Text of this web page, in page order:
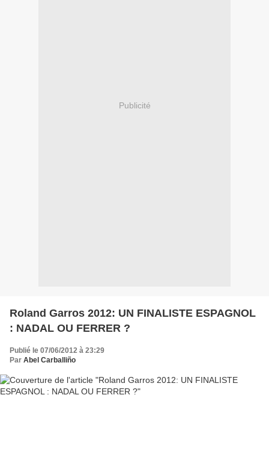
Publicité
Roland Garros 2012: UN FINALISTE ESPAGNOL
: NADAL OU FERRER ?
Publié le 07/06/2012 à 23:29
Par Abel Carballiño